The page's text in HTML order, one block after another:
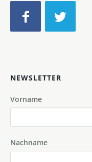
NEWSLETTER
Vorname
Nachname